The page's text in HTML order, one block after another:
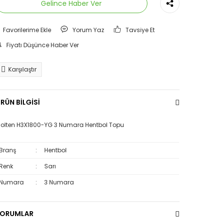
Gelince Haber Ver
Yorum Yaz
Tavsiye Et
Fiyatı Düşünce Haber Ver
Karşılaştır
BİLGİSİ
H3X1800-YG 3 Numara Hentbol Topu
:
Hentbol
:
Sarı
: 3 Numara